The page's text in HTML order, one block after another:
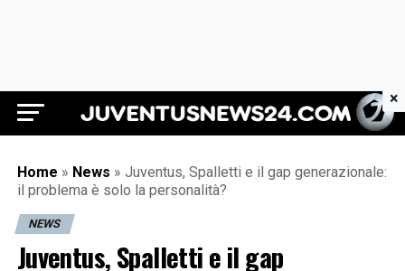
Juventus News 24
Home » News » Juventus, Spalletti e il gap generazionale:
il problema è solo la personalità?
NEWS
Juventus, Spalletti e il gap
×